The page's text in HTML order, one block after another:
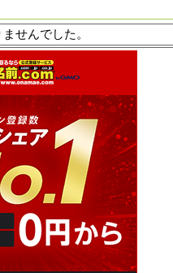
せんでした。